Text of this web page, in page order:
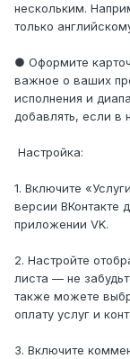
нескольким.
только
● Оформите
важное о ваших
исполнения и
добавлять, если в
Настройка:
1. Включите
версии ВКонтакте
приложении VK.
2. Настройте
листа — не
также можете
оплату услуг и
3. Включите